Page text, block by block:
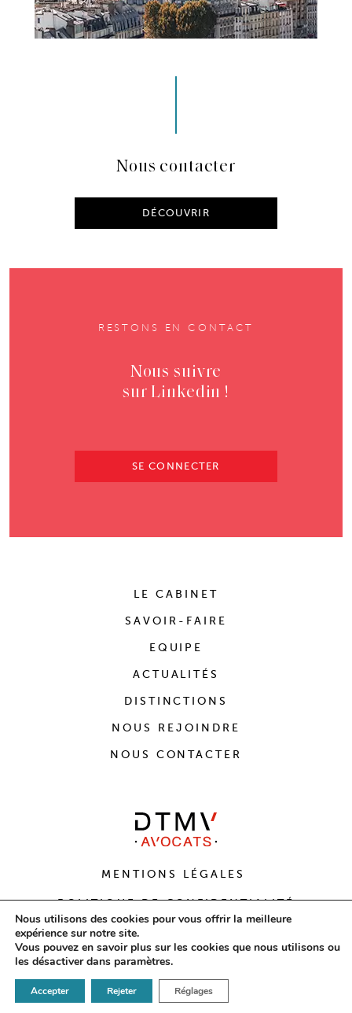
Nous contacter
DÉCOUVRIR
RESTONS EN CONTACT
Nous suivre
sur Linkedin !
SE CONNECTER
LE CABINET
SAVOIR-FAIRE
EQUIPE
ACTUALITÉS
DISTINCTIONS
NOUS REJOINDRE
NOUS CONTACTER
MENTIONS LÉGALES
POLITIQUE DE CONFIDENTIALITÉ
CONCEPTIONAVOCOM
PLEIN LES YEUX
Nous utilisons des cookies pour vous offrir la meilleure
expérience sur notre site.
Vous pouvez en savoir plus sur les cookies que nous utilisons ou
les désactiver dans paramètres.
Accepter Rejeter Réglages